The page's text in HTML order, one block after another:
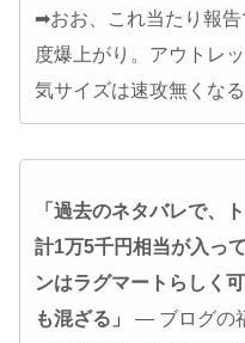
➡おお、これ当たり報
度爆上がり。アウトレ
気サイズは速攻無くなる
「過去のネタバレで、
計1万5千円相当が入っ
ンはラグマートらしく
も混ざる」
— ブログの